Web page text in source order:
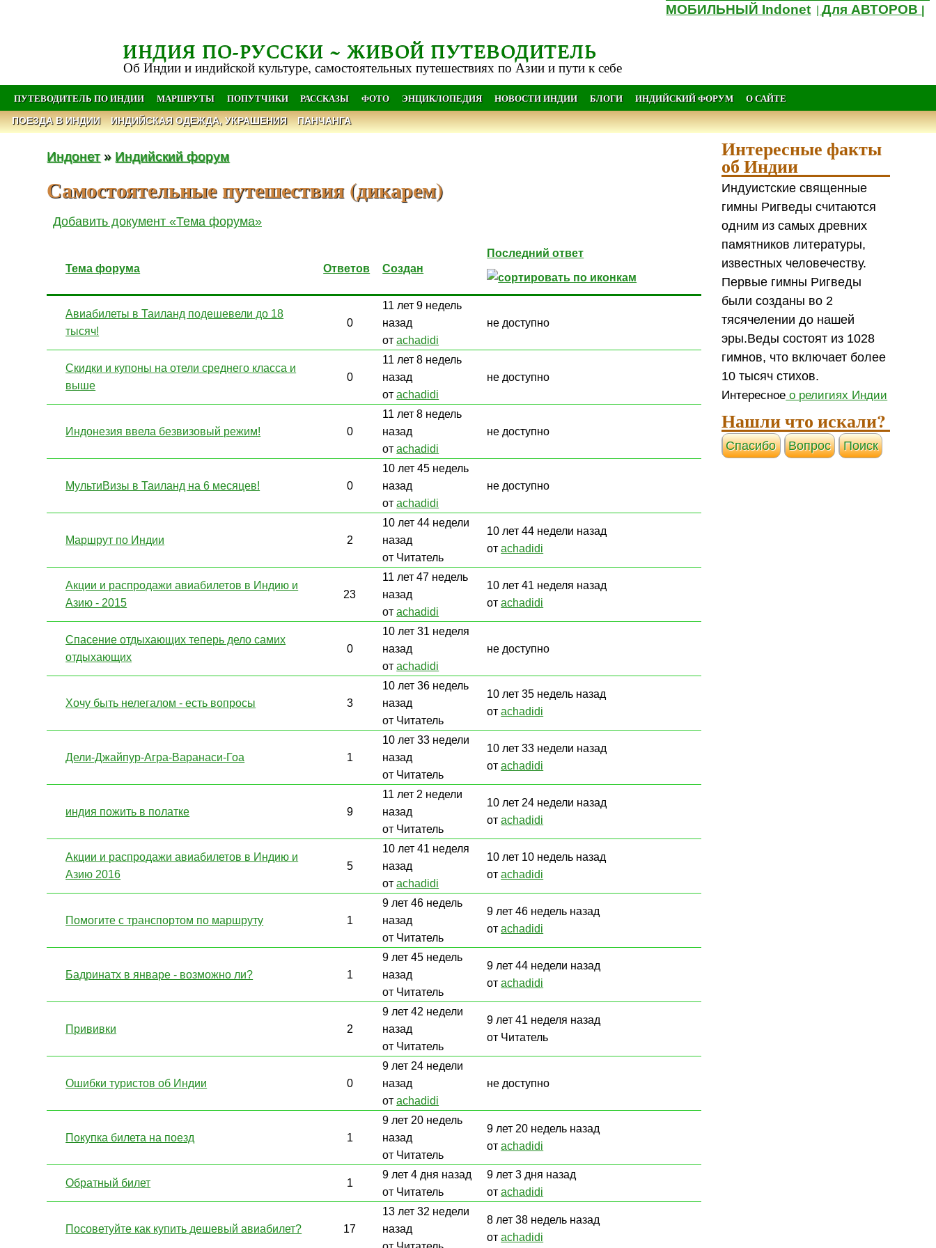
МОБИЛЬНЫЙ Indonet |Для АВТОРОВ
ИНДИЯ ПО-РУССКИ ~ ЖИВОЙ ПУТЕВОДИТЕЛЬ
Об Индии и индийской культуре, самостоятельных путешествиях по Азии и пути к себе
ПУТЕВОДИТЕЛЬ ПО ИНДИИ МАРШРУТЫ ПОПУТЧИКИ РАССКАЗЫ ФОТО ЭНЦИКЛОПЕДИЯ НОВОСТИ ИНДИИ БЛОГИ ИНДИЙСКИЙ ФОРУМ О САЙТЕ
ПОЕЗДА В ИНДИИ ИНДИЙСКАЯ ОДЕЖДА, УКРАШЕНИЯ ПАНЧАНГА
Индонет» Индийский форум
Самостоятельные путешествия (дикарем)
Добавить документ «Тема форума»
Тема форума Ответов Создан
Последний ответ
Авиабилеты в Таиланд подешевели до 18
тысяч!
0
11 лет 9 недель
назад
отachadidi
не доступно
Скидки и купоны на отели среднего класса и
выше
0
11 лет 8 недель
назад
отachadidi
не доступно
Индонезия ввела безвизовый режим! 0
11 лет 8 недель
назад
отachadidi
не доступно
МультиВизы в Таиланд на 6 месяцев! 0
10 лет 45 недель
назад
отachadidi
не доступно
Маршрут по Индии 2
10 лет 44 недели
назад
от Читатель
10 лет 44 недели назад
отachadidi
Акции и распродажи авиабилетов в Индию и
Азию - 2015
23
11 лет 47 недель
назад
отachadidi
10 лет 41 неделя назад
отachadidi
Спасение отдыхающих теперь дело самих
отдыхающих
0
10 лет 31 неделя
назад
отachadidi
не доступно
Хочу быть нелегалом - есть вопросы 3
10 лет 36 недель
назад
от Читатель
10 лет 35 недель назад
отachadidi
Дели-Джайпур-Агра-Варанаси-Гоа 1
10 лет 33 недели
назад
от Читатель
10 лет 33 недели назад
отachadidi
индия пожить в полатке 9
11 лет 2 недели
назад
от Читатель
10 лет 24 недели назад
отachadidi
Акции и распродажи авиабилетов в Индию и
Азию 2016
5
10 лет 41 неделя
назад
отachadidi
10 лет 10 недель назад
отachadidi
Помогите с транспортом по маршруту 1
9 лет 46 недель
назад
от Читатель
9 лет 46 недель назад
отachadidi
Бадринатх в январе - возможно ли? 1
9 лет 45 недель
назад
от Читатель
9 лет 44 недели назад
отachadidi
Прививки 2
9 лет 42 недели
назад
от Читатель
9 лет 41 неделя назад
от Читатель
Ошибки туристов об Индии 0
9 лет 24 недели
назад
отachadidi
не доступно
Покупка билета на поезд 1
9 лет 20 недель
назад
от Читатель
9 лет 20 недель назад
отachadidi
Обратный билет 1
9 лет 4 дня назад
от Читатель
9 лет 3 дня назад
отachadidi
Посоветуйте как купить дешевый авиабилет? 17
13 лет 32 недели
назад
8 лет 38 недель назад
отachadidi
Интересные факты
об Индии
Индуистские священные
гимны Ригведы считаются
одним из самых древних
памятников литературы,
известных человечеству.
Первые гимны Ригведы
были созданы во 2
тясячелении до нашей
эры.Веды состоят из 1028
гимнов, что включает более
10 тысяч стихов.
Интересное о религиях Индии
Нашли что искали?
Cпасибо Вопрос Поиск